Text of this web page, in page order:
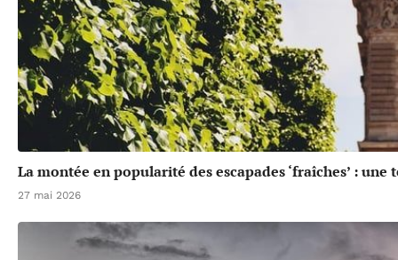
La montée en popularité des escapades ‘fraîches’ :
27 mai 2026